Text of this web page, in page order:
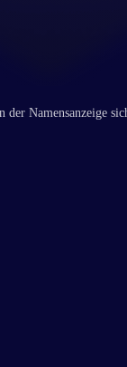
Namensanzeige